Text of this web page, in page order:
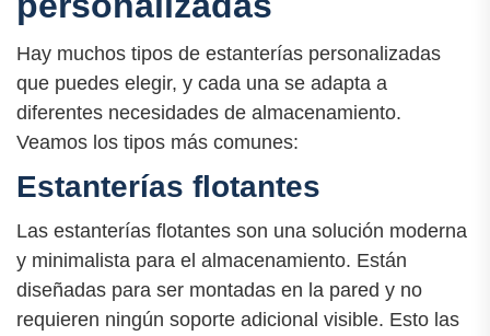
Hay muchos tipos de estanterías personalizadas
que puedes elegir, y cada una se adapta a
diferentes necesidades de almacenamiento.
Veamos los tipos más comunes:
Estanterías flotantes
Las estanterías flotantes son una solución moderna
y minimalista para el almacenamiento. Están
diseñadas para ser montadas en la pared y no
requieren ningún soporte adicional visible. Esto las